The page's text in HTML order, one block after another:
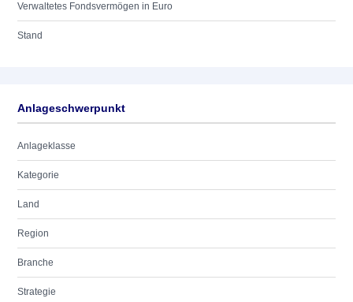
Verwaltetes Fondsvermögen in Euro
Stand
Anlageschwerpunkt
Anlageklasse
Kategorie
Land
Region
Branche
Strategie